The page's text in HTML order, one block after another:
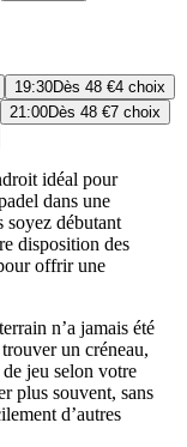
19:30Dès 48 €4 choix
21:00Dès 48 €7 choix
idéal pour
dans une
soyez débutant
disposition des
offrir une
n’a jamais été
un créneau,
jeu selon votre
plus souvent, sans
d’autres